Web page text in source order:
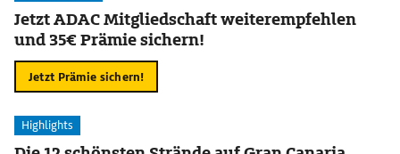
Jetzt ADAC Mitgliedschaft weiterempfehlen
und 35€ Prämie sichern!
Jetzt Prämie sichern!
Highlights